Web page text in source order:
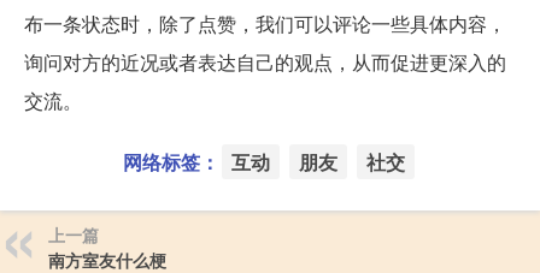
布一条状态时，除了点赞，我们可以评论一些具体内容，
询问对方的近况或者表达自己的观点，从而促进更深入的
交流。
网络标签： 互动 朋友 社交
上一篇
南方室友什么梗